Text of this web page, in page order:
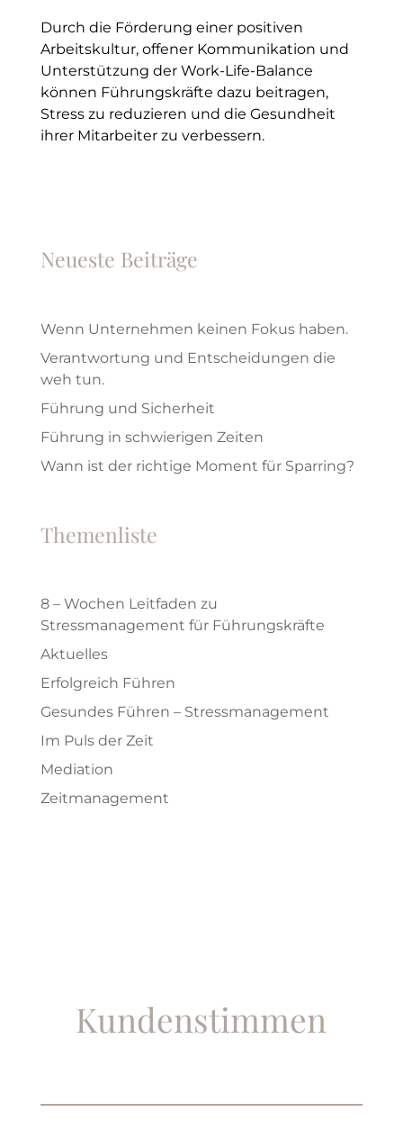
Durch die Förderung einer positiven
Arbeitskultur, offener Kommunikation und
Unterstützung der Work-Life-Balance
können Führungskräfte dazu beitragen,
Stress zu reduzieren und die Gesundheit
ihrer Mitarbeiter zu verbessern.
Neueste Beiträge
Wenn Unternehmen keinen Fokus haben.
Verantwortung und Entscheidungen die
weh tun.
Führung und Sicherheit
Führung in schwierigen Zeiten
Wann ist der richtige Moment für Sparring?
Themenliste
8 – Wochen Leitfaden zu
Stressmanagement für Führungskräfte
Aktuelles
Erfolgreich Führen
Gesundes Führen – Stressmanagement
Im Puls der Zeit
Mediation
Zeitmanagement
Kundenstimmen